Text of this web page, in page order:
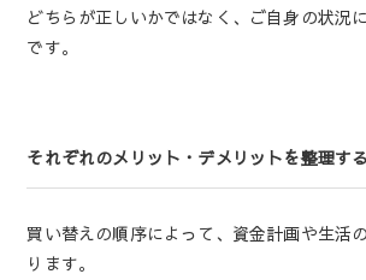
どちらが正しいかではなく、ご自身の状況
です。
それぞれのメリット・デメリットを整理する
買い替えの順序によって、資金計画や生活
ります。